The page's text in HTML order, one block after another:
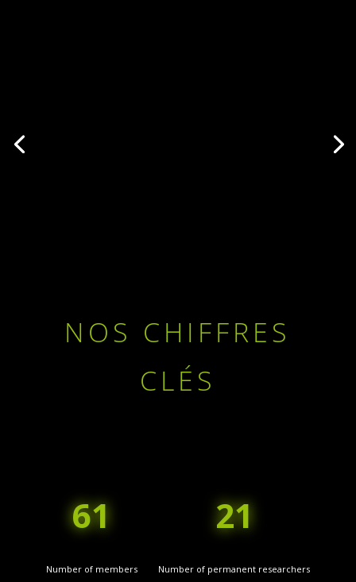
NOS CHIFFRES
CLÉS
61
Number of members
21
Number of permanent researchers